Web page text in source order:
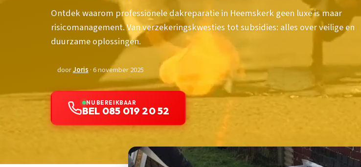
Ontdek waarom professionele dakreparatie in Heemskerk geen luxe is maar
risicomanagement. Van verzekeringskwesties tot subsidies: alles over veilige en
duurzame oplossingen.
doorJoris · 6 november 2025
NU BEREIKBAAR
BEL 085 019 20 52